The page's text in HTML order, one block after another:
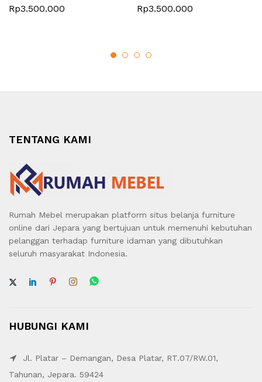
Rp3.500.000 Rp3.500.000
TENTANG KAMI
Rumah Mebel merupakan platform situs belanja furniture
online dari Jepara yang bertujuan untuk memenuhi kebutuhan
pelanggan terhadap furniture idaman yang dibutuhkan
seluruh masyarakat Indonesia.
HUBUNGI KAMI
Jl. Platar – Demangan, Desa Platar, RT.07/RW.01,
Tahunan, Jepara. 59424